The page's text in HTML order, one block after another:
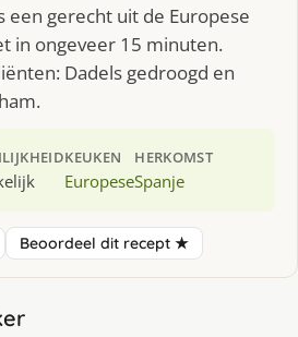
een gerecht uit de Europese
in ongeveer 15 minuten.
Dadels gedroogd en
KEUKEN
Europese
HERKOMST
Spanje
Beoordeel dit recept ★